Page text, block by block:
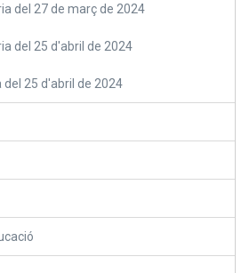
del 27 de març de 2024
del 25 d'abril de 2024
25 d'abril de 2024